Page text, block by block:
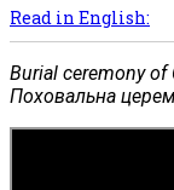
Read in English:
Burial ceremony of
Поховальна